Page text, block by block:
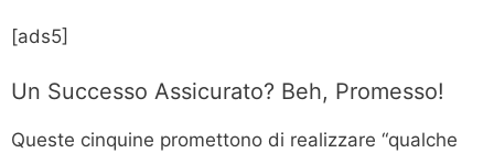
[ads5]
Un Successo Assicurato? Beh, Promesso!
Queste cinquine promettono di realizzare “qualche